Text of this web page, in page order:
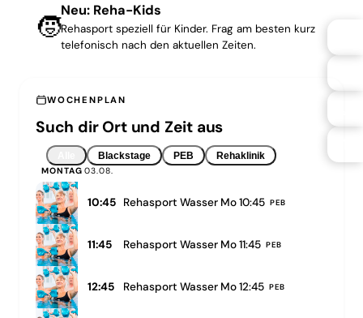
🧒
Neu: Reha-Kids
Rehasport speziell für Kinder. Frag am besten kurz
telefonisch nach den aktuellen Zeiten.
WOCHENPLAN
Such dir Ort und Zeit aus
Blackstage PEB Rehaklinik
MONTAG 03.08.
10:45 Rehasport Wasser Mo 10:45 PEB
11:45 Rehasport Wasser Mo 11:45 PEB
12:45 Rehasport Wasser Mo 12:45 PEB